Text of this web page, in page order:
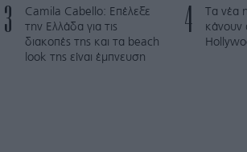
3
Camila Cabello: Επέλεξε
την Ελλάδα για τις
διακοπές της και τα beach
look της είναι έμπνευση
4
Τα νέα
κάνουν